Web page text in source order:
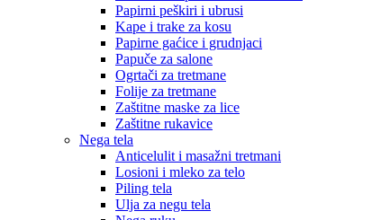
Papirni peškiri i ubrusi
Kape i trake za kosu
Papirne gaćice i grudnjaci
Papuče za salone
Ogrtači za tretmane
Folije za tretmane
Zaštitne maske za lice
Zaštitne rukavice
Nega tela
Anticelulit i masažni tretmani
Losioni i mleko za telo
Piling tela
Ulja za negu tela